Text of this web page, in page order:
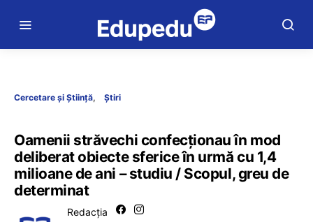
Cercetare și Știință Știri
Oamenii străvechi confecționau în mod
deliberat obiecte sferice în urmă cu 1,4
milioane de ani – studiu / Scopul, greu de
determinat
Redacția